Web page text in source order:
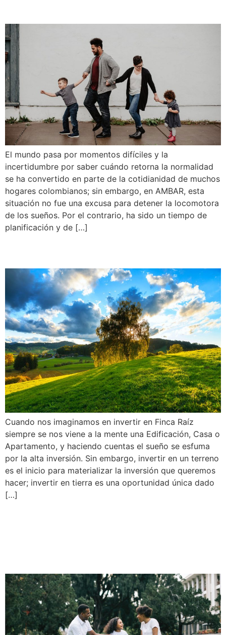
El mundo pasa por momentos difíciles y la
incertidumbre por saber cuándo retorna la normalidad
se ha convertido en parte de la cotidianidad de muchos
hogares colombianos; sin embargo, en AMBAR, esta
situación no fue una excusa para detener la locomotora
de los sueños. Por el contrario, ha sido un tiempo de
planificación y de […]
Cuando nos imaginamos en invertir en Finca Raíz
siempre se nos viene a la mente una Edificación, Casa o
Apartamento, y haciendo cuentas el sueño se esfuma
por la alta inversión. Sin embargo, invertir en un terreno
es el inicio para materializar la inversión que queremos
hacer; invertir en tierra es una oportunidad única dado
[…]